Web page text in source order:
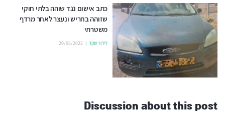
כתב אישום נגד שוהה בלתי חוקי
שזוהה בחריש ונעצר לאחר מרדף
משטרתי
לידור שקד 29/05/2022
Discussion about this post